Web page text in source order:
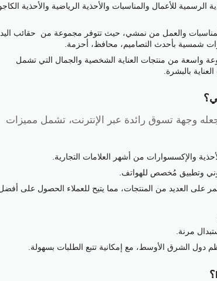
للأعمال والمناسبات والأحذية الرياضية والأحذية
والعمل من نمشي، حيث تتوفر مجموعة من حقائب
شمسية بأحدث التصاميم، محافظ، أحزمة.
واسعة من منتجات العناية الشخصية والجمال التي تشمل
بالبشرة.
وجهة تسوق رائدة عبر الإنترنت، تشمل مميزات
والإكسسوارات من أشهر العلامات التجارية.
وتطبيق مُخصص للهواتف.
العديد من المنتجات، مما يتيح للعملاء الحصول على
مرنة.
الشرق الأوسط، مع إمكانية تتبع الطلبات بسهولة.